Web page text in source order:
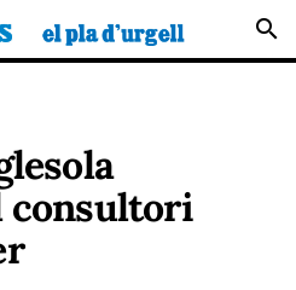
search
consultori